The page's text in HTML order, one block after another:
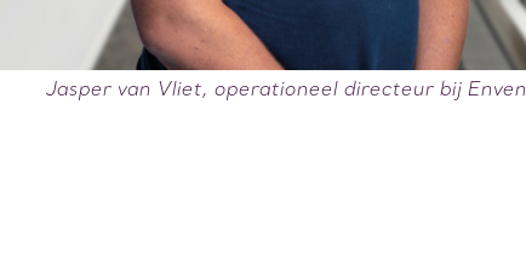
Jasper van Vliet, operationeel directeur bij Enven